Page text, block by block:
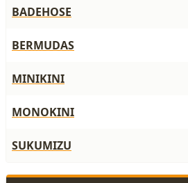
BADEHOSE
BERMUDAS
MINIKINI
MONOKINI
SUKUMIZU